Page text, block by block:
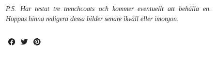
P.S. Har testat tre trenchcoats och kommer eventuellt att behålla en.
Hoppas hinna redigera dessa bilder senare ikväll eller imorgon.